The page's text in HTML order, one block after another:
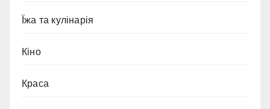
Їжа та кулінарія
Кіно
Краса